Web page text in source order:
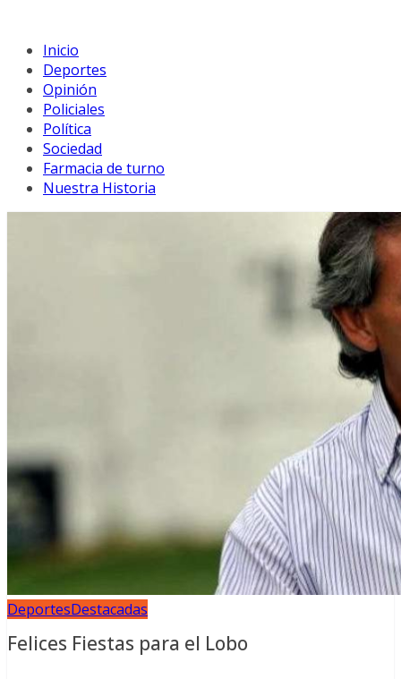
Inicio
Deportes
Opinión
Policiales
Política
Sociedad
Farmacia de turno
Nuestra Historia
DeportesDestacadas
Felices Fiestas para el Lobo